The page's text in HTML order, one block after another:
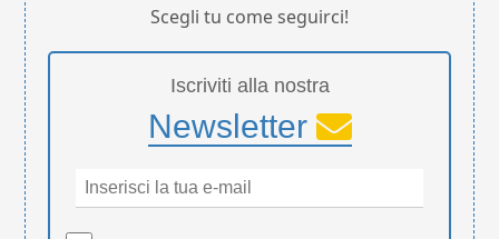
Scegli tu come seguirci!
Iscriviti alla nostra
Newsletter